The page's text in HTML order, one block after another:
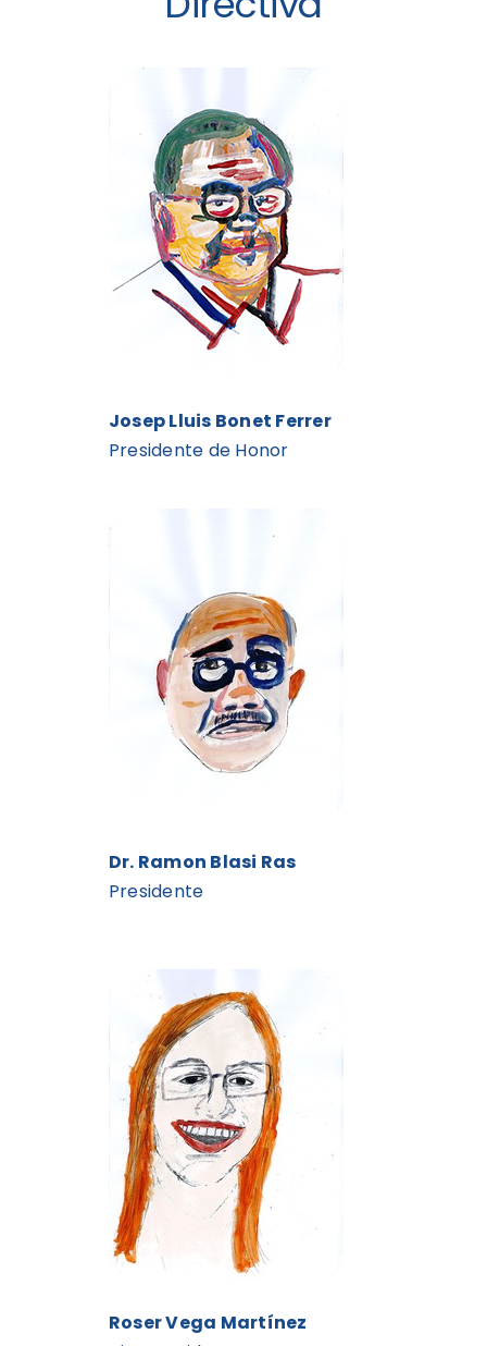
Josep Lluis Bonet Ferrer
Presidente de Honor
Dr. Ramon Blasi Ras
Presidente
Roser Vega Martínez